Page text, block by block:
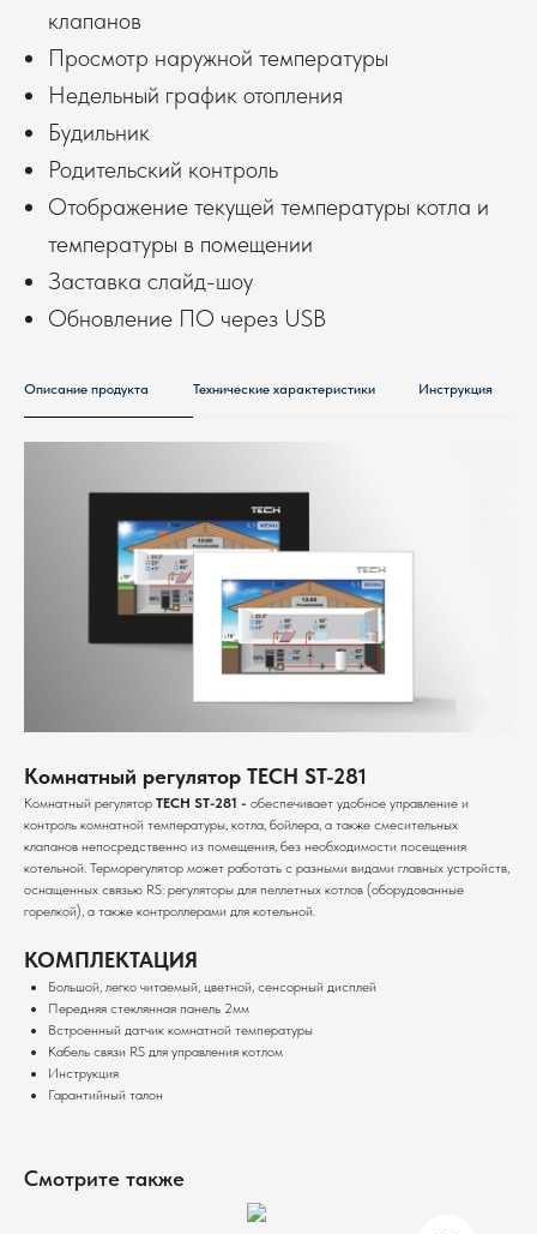
клапанов
Просмотр наружной температуры
Недельный график отопления
Будильник
Родительский контроль
Отображение текущей температуры котла и
температуры в помещении
Заставка слайд-шоу
Обновление ПО через USB
Описание продукта Технические характеристики Инструкция
Комнатный регулятор TECH ST-281
Комнатный регулятор TECH ST-281 - обеспечивает удобное управление и
контроль комнатной температуры, котла, бойлера, а также смесительных
клапанов непосредственно из помещения, без необходимости посещения
котельной. Терморегулятор может работать с разными видами главных устройств,
оснащенных связью RS: регуляторы для пеллетных котлов (оборудованные
горелкой), а также контроллерами для котельной.
КОМПЛЕКТАЦИЯ
Большой, легко читаемый, цветной, сенсорный дисплей
Передняя стеклянная панель 2мм
Встроенный датчик комнатной температуры
Кабель связи RS для управления котлом
Инструкция
Гарантийный талон
Смотрите также